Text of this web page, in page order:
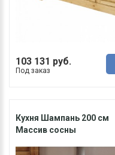
103 131 руб.
Под заказ
Кухня Шампань 200 см
Массив сосны